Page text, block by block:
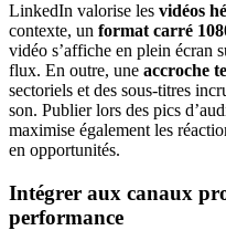
LinkedIn valorise les vidéos
contexte, un format carré
vidéo s’affiche en plein écran
flux. En outre, une accroche
sectoriels et des sous-titres
son. Publier lors des pics
maximise également les
en opportunités.
Intégrer aux canaux
performance